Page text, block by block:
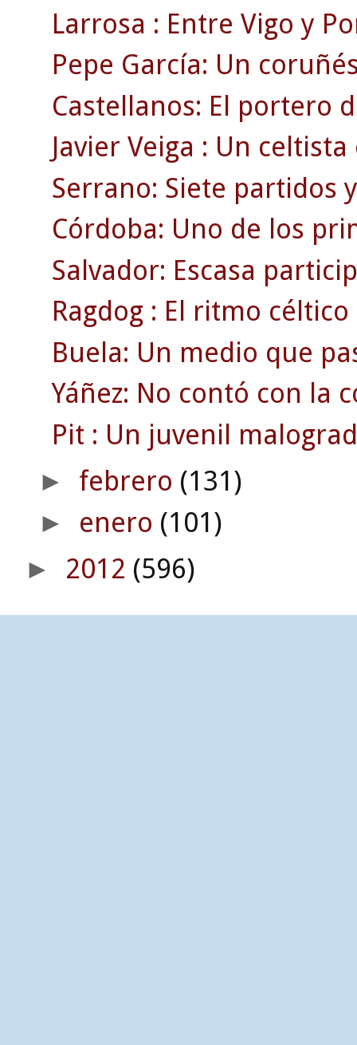
Larrosa : Entre Vigo y
Pepe García: Un
Castellanos: El portero
Javier Veiga : Un
Serrano: Siete partidos
Córdoba: Uno de los
Salvador: Escasa
Ragdog : El ritmo céltico
Buela: Un medio que
Yáñez: No contó con la
Pit : Un juvenil
► febrero (131)
► enero (101)
► 2012 (596)